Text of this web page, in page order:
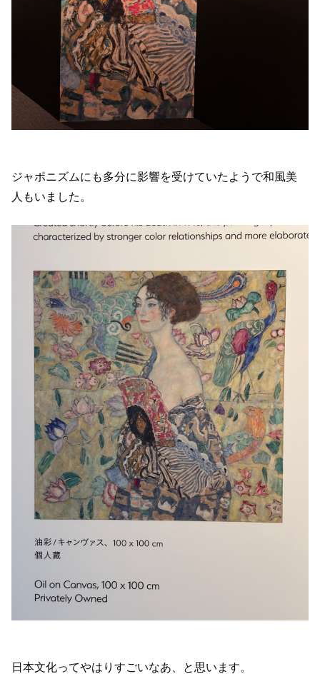
ジャポニズムにも多分に影響を受けていたようで和風美
人もいました。
日本文化ってやはりすごいなあ、と思います。